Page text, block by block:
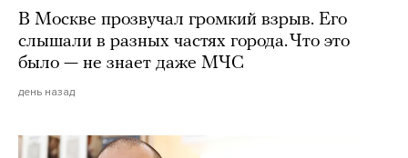
В Москве прозвучал громкий взрыв. Его
слышали в разных частях города. Что это
было — не знает даже МЧС
день назад